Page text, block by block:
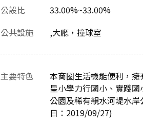
公設比
33.00%~33.00%
公共設施 ,大廳，撞球室
主要特色
本商圈生活機能便利，
星小學力行國小、實踐
公園及稀有親水河堤水
日：2019/09/27)